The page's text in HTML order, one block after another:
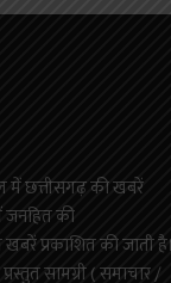
में छत्तीसगढ़ की खबरें
जनहित की
प्रकाशित की जाती
सामग्री ( समाचार /